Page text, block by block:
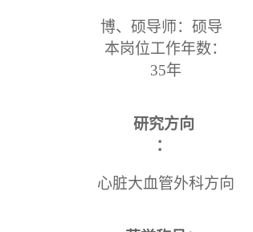
博、硕导师：硕导
本岗位工作年数：
35年
研究方向
：
心脏大血管外科方向